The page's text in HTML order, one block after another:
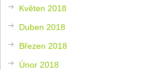
Květen 2018
Duben 2018
Březen 2018
Únor 2018